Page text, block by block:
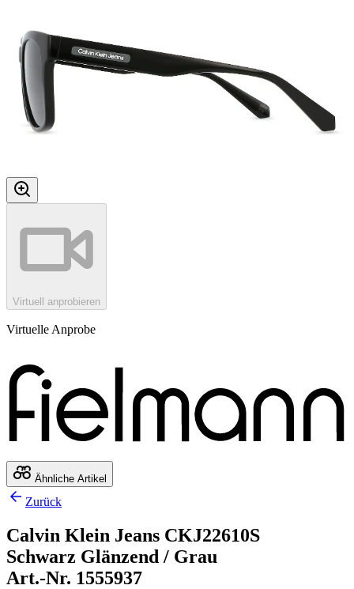
Virtuell anprobieren
Virtuelle Anprobe
Ähnliche Artikel
Zurück
Calvin Klein Jeans CKJ22610S
Schwarz Glänzend / Grau
Art.-Nr. 1555937